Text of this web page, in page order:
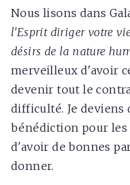
Nous lisons dans
l'Esprit diriger votre
désirs de la nature
merveilleux d'avoir
devenir tout le
difficulté. Je deviens
bénédiction pour les
d'avoir de bonnes
donner.